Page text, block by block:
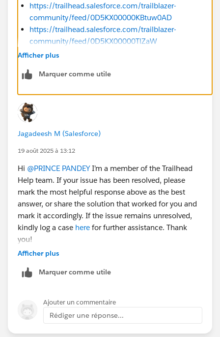
https://trailhead.salesforce.com/trailblazer-
community/feed/0D5KX00000KBtuw0AD
https://trailhead.salesforce.com/trailblazer-
community/feed/0D5KX00000TlZaW
Sincerely,
Mykhailo Vdovychenko
Bringing Cloud Excellence with
Afficher plus
Marquer comme utile
Jagadeesh M (Salesforce)
19 août 2025 à 13:12
Hi @PRINCE PANDEYI’m a member of the Trailhead
Help team. If your issue has been resolved, please
mark the most helpful response above as the best
answer, or share the solution that worked for you and
mark it accordingly. If the issue remains unresolved,
kindly log a case here for further assistance. Thank
you!
Afficher plus
Marquer comme utile
Ajouter un commentaire
Rédiger une réponse...